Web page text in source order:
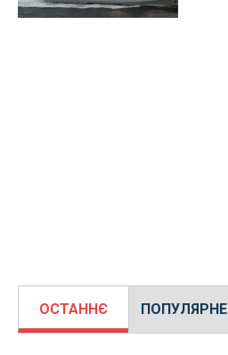
ОСТАННЄ ПОПУЛЯРНЕ